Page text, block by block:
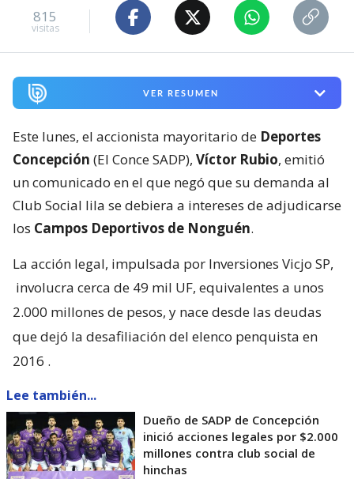
815
visitas
VER RESUMEN
Este lunes, el accionista mayoritario de Deportes
Concepción (El Conce SADP), Víctor Rubio, emitió
un comunicado en el que negó que su demanda al
Club Social lila se debiera a intereses de adjudicarse
los Campos Deportivos de Nonguén.
La acción legal, impulsada por Inversiones Vicjo SP,
involucra cerca de 49 mil UF, equivalentes a unos
2.000 millones de pesos, y nace desde las deudas
que dejó la desafiliación del elenco penquista en
2016 .
Lee también...
Dueño de SADP de Concepción
inició acciones legales por $2.000
millones contra club social de
hinchas